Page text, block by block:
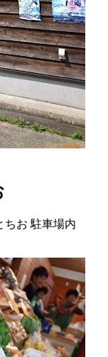
ちお 駐車場内